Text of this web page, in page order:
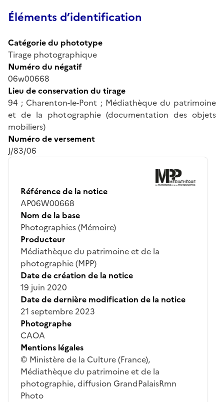
Éléments d’identification
Catégorie du phototype
Tirage photographique
Numéro du négatif
06w00668
Lieu de conservation du tirage
94 ; Charenton-le-Pont ; Médiathèque du patrimoine
et de la photographie (documentation des objets
mobiliers)
Numéro de versement
J/83/06
Référence de la notice
AP06W00668
Nom de la base
Photographies (Mémoire)
Producteur
Médiathèque du patrimoine et de la
photographie (MPP)
Date de création de la notice
19 juin 2020
Date de dernière modification de la notice
21 septembre 2023
Photographe
CAOA
Mentions légales
© Ministère de la Culture (France),
Médiathèque du patrimoine et de la
photographie, diffusion GrandPalaisRmn
Photo